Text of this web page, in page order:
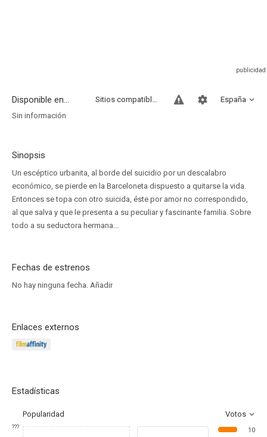
Disponible en... España
Sitios compatibles
Sin información
Sinopsis
Un escéptico urbanita, al borde del suicidio por un descalabro
económico, se pierde en la Barceloneta dispuesto a quitarse la vida.
Entonces se topa con otro suicida, éste por amor no correspondido,
al que salva y que le presenta a su peculiar y fascinante familia. Sobre
todo a su seductora hermana...
Fechas de estrenos
No hay ninguna fecha. Añadir
Enlaces externos
Estadísticas
Popularidad Votos
???
10